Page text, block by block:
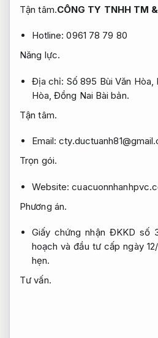
Tận tâm.CÔNG TY TNHH TM
Hotline: 0961 78 79 80
Năng lực.
Địa chỉ: Số 895 Bùi Văn Hòa,
Hòa, Đồng Nai Bài bản.
Tận tâm.
Email:
Trọn gói.
Website:
Phương án.
Giấy chứng nhận ĐKKD số
hoạch và đầu tư cấp ngày
hẹn.
Tư vấn.